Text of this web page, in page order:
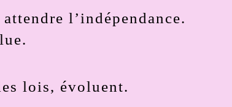
l’indépendance.
lois, évoluent.